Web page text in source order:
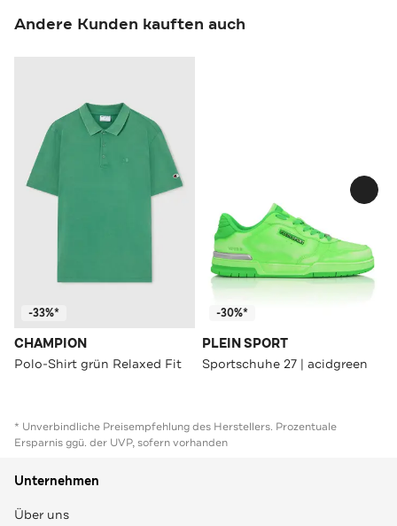
Andere Kunden kauften auch
-33%*
CHAMPION
Polo-Shirt grün Relaxed Fit
-30%*
PLEIN SPORT
Sportschuhe 27 | acidgreen
* Unverbindliche Preisempfehlung des Herstellers. Prozentuale
Ersparnis ggü. der UVP, sofern vorhanden
Unternehmen
Über uns